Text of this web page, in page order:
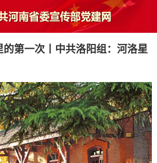
第一次丨中共洛阳组：河洛星